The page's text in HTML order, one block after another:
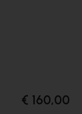
€ 160,00